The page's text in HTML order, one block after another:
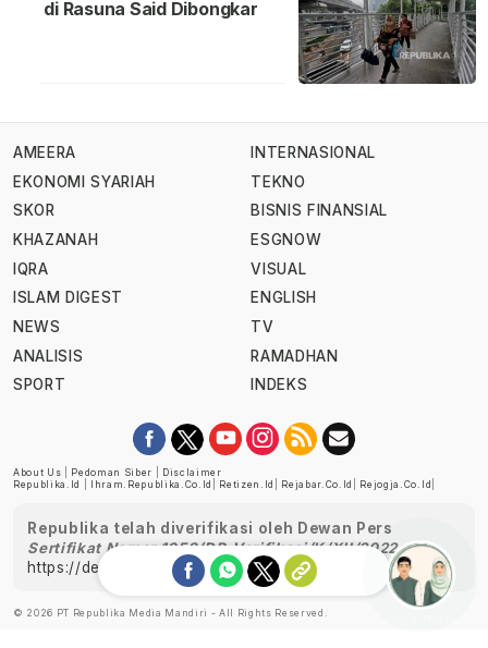
di Rasuna Said Dibongkar
AMEERA
EKONOMI SYARIAH
SKOR
KHAZANAH
IQRA
ISLAM DIGEST
NEWS
ANALISIS
SPORT
INTERNASIONAL
TEKNO
BISNIS FINANSIAL
ESGNOW
VISUAL
ENGLISH
TV
RAMADHAN
INDEKS
About Us Pedoman Siber
Disclaimer
Republika.id
Ihram.republika.co.id Retizen.id Rejabar.co.id Rejogja.co.id
Republika telah diverifikasi oleh Dewan Pers
Sertifikat Nomor 1058/DP-Verifikasi/K/XII/2022
https://dewanpers.or.id/data/perusahaanpers
© 2026 PT Republika Media Mandiri - All Rights Reserved.